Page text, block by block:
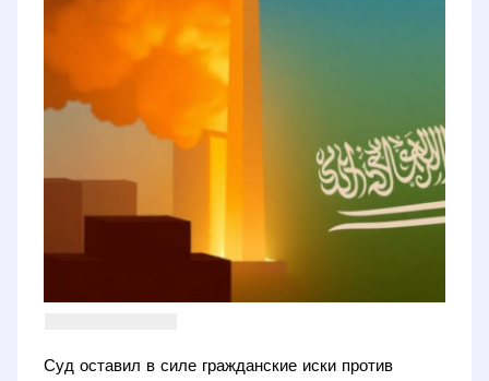
Суд оставил в силе гражданские иски против